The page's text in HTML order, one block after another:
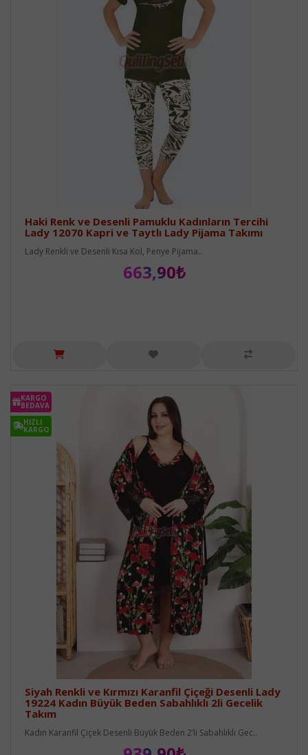
Haki Renk ve Desenli Pamuklu Kadınların Tercihi
Lady 12070 Kapri ve Taytlı Lady Pijama Takımı
Lady Renkli ve Desenli Kısa Kol, Penye Pijama..
663,90₺
KARGO
BEDAVA
HIZLI
KARGO
Siyah Renkli ve Kırmızı Karanfil Çiçeği Desenli Lady
19224 Kadın Büyük Beden Sabahlıklı 2li Gecelik
Takım
Kadın Karanfil Çiçek Desenli Büyük Beden 2’li Sabahlıklı Gec..